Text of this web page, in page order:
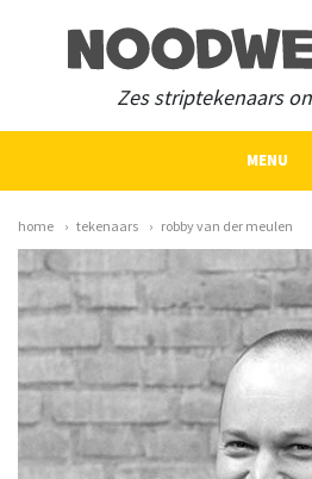
Zes striptekenaars
MENU
home tekenaars robby van der meulen